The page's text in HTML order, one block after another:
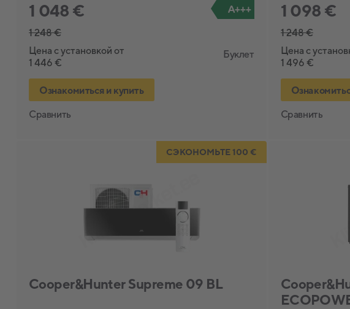
1 048 €
1 248 €
Цена с установкой от
1 446 €
A+++
Буклет
Ознакомиться и купить
Сравнить
1 098 €
1 248 €
Цена с
1 496 €
Сравнить
СЭКОНОМЬТЕ 100 €
Cooper&Hunter Supreme 09 BL